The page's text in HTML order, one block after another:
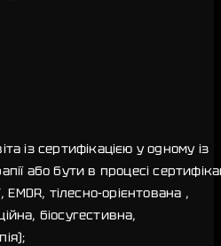
із сертифікацією у одному із
або бути в процесі
EMDR, тілесно-орієнтована ,
біосугестивна,